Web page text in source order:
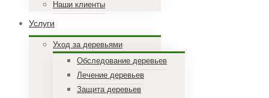
Наши клиенты
Услуги
Уход за деревьями
Обследование деревьев
Лечение деревьев
Защита деревьев